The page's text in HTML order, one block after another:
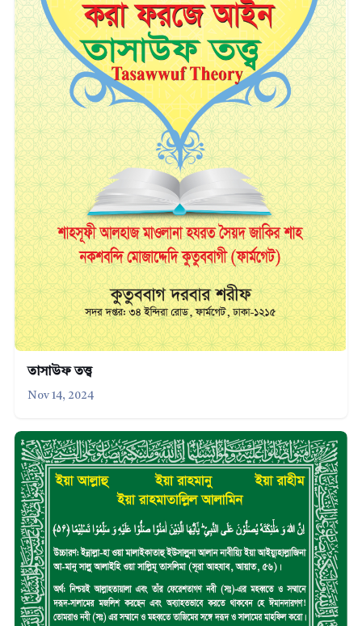
তাসাউফ তত্ত্ব
Nov 14, 2024